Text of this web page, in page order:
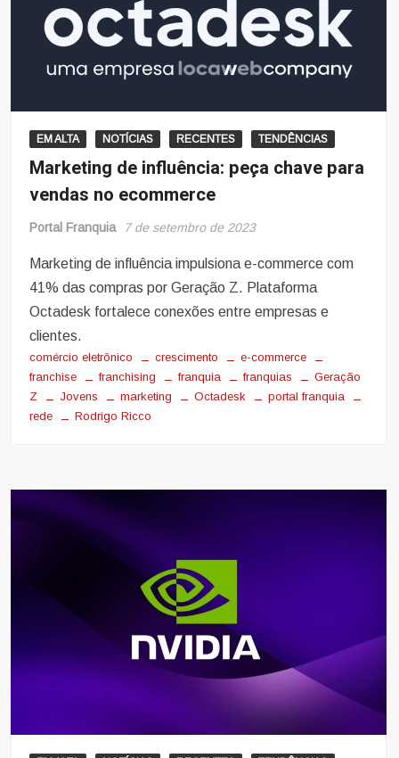
EM ALTA NOTÍCIAS RECENTES TENDÊNCIAS
Marketing de influência: peça chave para
vendas no ecommerce
Portal Franquia 7 de setembro de 2023
Marketing de influência impulsiona e-commerce com
41% das compras por Geração Z. Plataforma
Octadesk fortalece conexões entre empresas e
clientes.
comércio eletrônico crescimento
e-commerce
franchise
franchising franquia franquias
Geração
Z
Jovens marketing Octadesk
portal franquia
rede
Rodrigo Ricco